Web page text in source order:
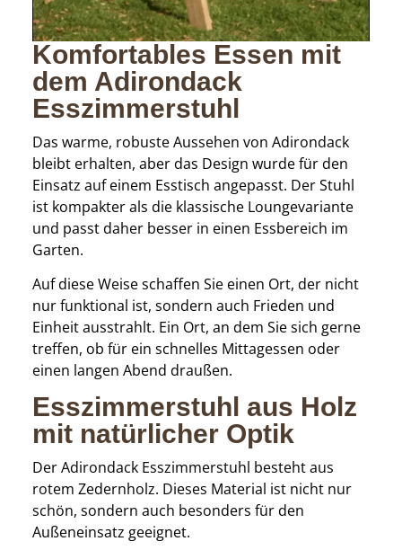
Komfortables Essen mit
dem Adirondack
Esszimmerstuhl
Das warme, robuste Aussehen von Adirondack
bleibt erhalten, aber das Design wurde für den
Einsatz auf einem Esstisch angepasst. Der Stuhl
ist kompakter als die klassische Loungevariante
und passt daher besser in einen Essbereich im
Garten.
Auf diese Weise schaffen Sie einen Ort, der nicht
nur funktional ist, sondern auch Frieden und
Einheit ausstrahlt. Ein Ort, an dem Sie sich gerne
treffen, ob für ein schnelles Mittagessen oder
einen langen Abend draußen.
Esszimmerstuhl aus Holz
mit natürlicher Optik
Der Adirondack Esszimmerstuhl besteht aus
rotem Zedernholz. Dieses Material ist nicht nur
schön, sondern auch besonders für den
Außeneinsatz geeignet.